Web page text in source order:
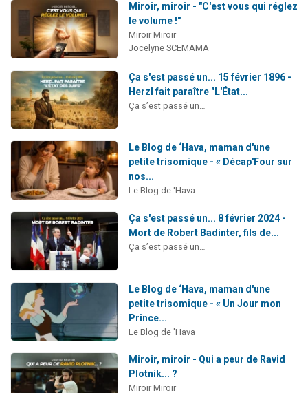
Miroir, miroir - "C'est vous qui réglez
le volume !"
Miroir Miroir
Jocelyne SCEMAMA
Ça s'est passé un... 15 février 1896 -
Herzl fait paraître "L'État...
Ça s’est passé un…
Le Blog de ‘Hava, maman d'une
petite trisomique - « Décap'Four sur
nos...
Le Blog de 'Hava
Ça s'est passé un... 8 février 2024 -
Mort de Robert Badinter, fils de...
Ça s’est passé un…
Le Blog de ‘Hava, maman d'une
petite trisomique - « Un Jour mon
Prince...
Le Blog de 'Hava
Miroir, miroir - Qui a peur de Ravid
Plotnik... ?
Miroir Miroir